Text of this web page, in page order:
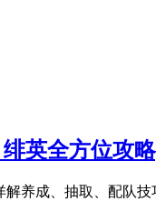
英全方位攻
解养成、抽取、配队